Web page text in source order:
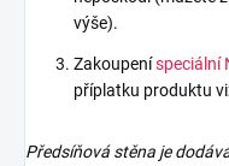
výše).
Zakoupeníspeciální
příplatku produktu
Předsíňová stěna je